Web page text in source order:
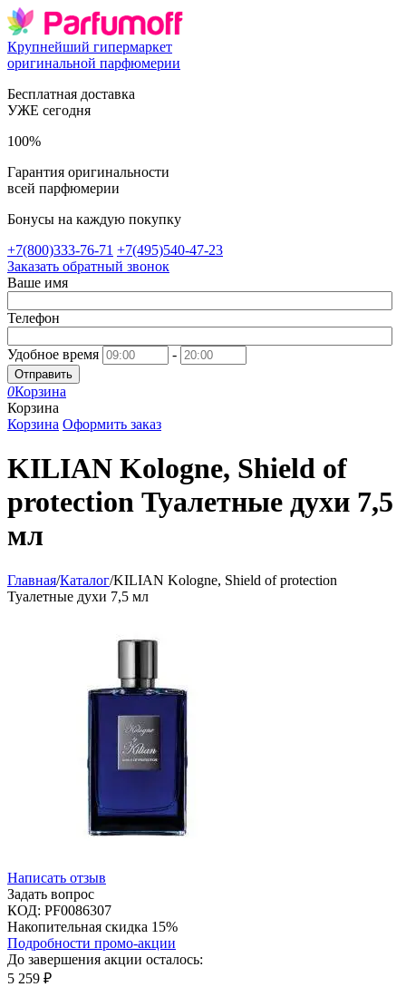
Крупнейший гипермаркет
оригинальной парфюмерии
Бесплатная доставка
УЖЕ сегодня
100%
Гарантия оригинальности
всей парфюмерии
Бонусы на каждую покупку
+7(800)333-76-71 +7(495)540-47-23
Заказать обратный звонок
Ваше имя
Телефон
Удобное время -
Отправить
0Корзина
Корзина
Корзина Оформить заказ
KILIAN Kologne, Shield of
protection Туалетные духи 7,5
мл
Главная/Каталог/KILIAN Kologne, Shield of protection
Туалетные духи 7,5 мл
Написать отзыв
Задать вопрос
КОД: PF0086307
Накопительная скидка 15%
Подробности промо-акции
До завершения акции осталось:
5 259 ₽